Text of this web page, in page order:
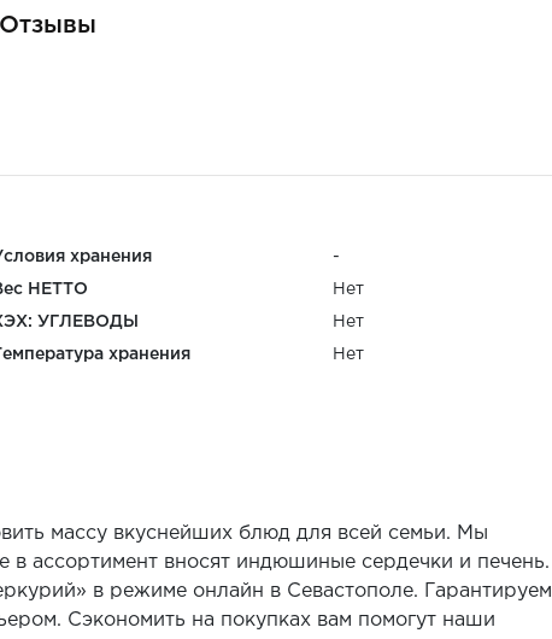
Отзывы
хранения -
НЕТТО Нет
УГЛЕВОДЫ Нет
хранения Нет
массу вкуснейших блюд для всей семьи. Мы
ассортимент вносят индюшиные сердечки и печень.
в режиме онлайн в Севастополе. Гарантируем
Сэкономить на покупках вам помогут наши